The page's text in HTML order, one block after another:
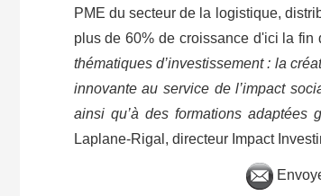
PME du secteur de la logistique,
plus de 60% de croissance d'ici la
thématiques d’investissement : la
innovante au service de l’impact
ainsi qu’à des formations adaptées
Laplane-Rigal, directeur Impact